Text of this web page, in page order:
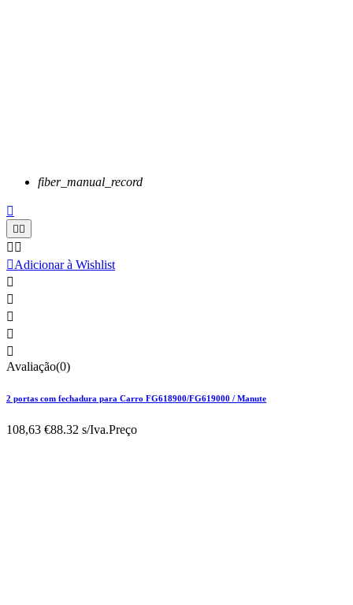
fiber_manual_record


 
Adicionar à Wishlist





Avaliação(0)
2 portas com fechadura para Carro FG618900/FG619000 / Manute
108,63 €88.32 s/Iva.Preço